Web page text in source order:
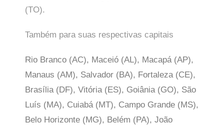
(TO).
Também para suas respectivas capitais
Rio Branco (AC), Maceió (AL), Macapá (AP),
Manaus (AM), Salvador (BA), Fortaleza (CE),
Brasília (DF), Vitória (ES), Goiânia (GO), São
Luís (MA), Cuiabá (MT), Campo Grande (MS),
Belo Horizonte (MG), Belém (PA), João